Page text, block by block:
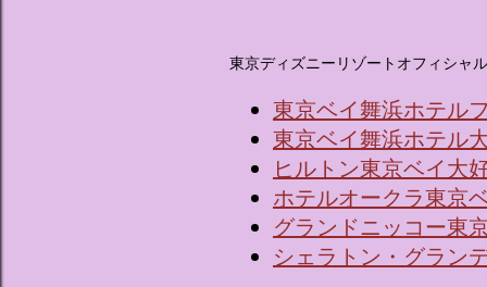
東京ディズニーリゾートオフィシャ
東京ベイ舞浜ホテル
東京ベイ舞浜ホテル
ヒルトン東京ベイ大
ホテルオークラ東京
グランドニッコー東
シェラトン・グラン